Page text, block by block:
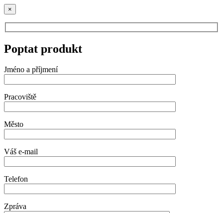
×
Poptat produkt
Jméno a příjmení
Pracoviště
Město
Váš e-mail
Telefon
Zpráva